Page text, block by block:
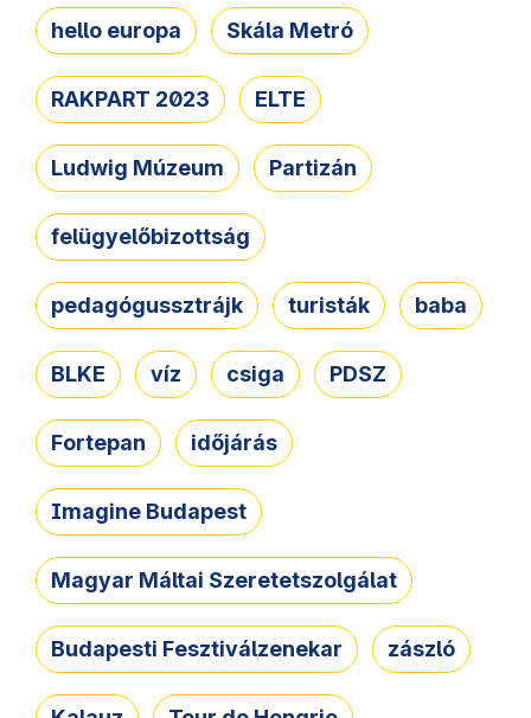
hello europa Skála Metró
RAKPART 2023 ELTE
Ludwig Múzeum Partizán
felügyelőbizottság
pedagógussztrájk turisták baba
BLKE víz csiga PDSZ
Fortepan időjárás
Imagine Budapest
Magyar Máltai Szeretetszolgálat
Budapesti Fesztiválzenekar zászló